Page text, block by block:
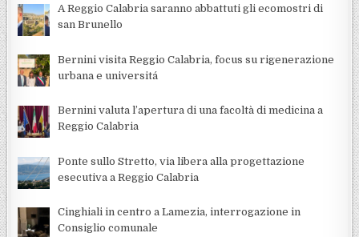
A Reggio Calabria saranno abbattuti gli ecomostri di
san Brunello
Bernini visita Reggio Calabria, focus su rigenerazione
urbana e universitá
Bernini valuta l’apertura di una facoltà di medicina a
Reggio Calabria
Ponte sullo Stretto, via libera alla progettazione
esecutiva a Reggio Calabria
Cinghiali in centro a Lamezia, interrogazione in
Consiglio comunale